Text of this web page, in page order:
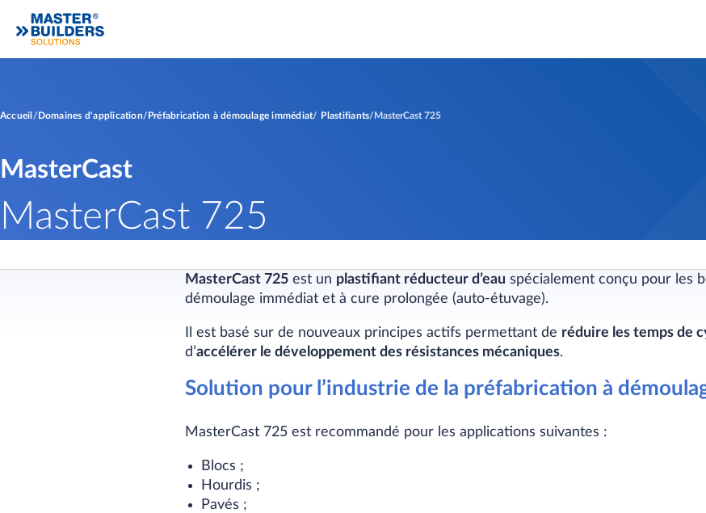
Accueil Domaines d'application Préfabrication à démoulage immédiat Plastifiants MasterCast 725
MasterCast
MasterCast 725
MasterCast 725 est un plastifiant réducteur d’eau spécialement conçu pour les
démoulage immédiat et à cure prolongée (auto-étuvage).
Il est basé sur de nouveaux principes actifs permettant de réduire les temps de
d’accélérer le développement des résistances mécaniques.
Solution pour l’industrie de la préfabrication à
MasterCast 725 est recommandé pour les applications suivantes :
Blocs ;
Hourdis ;
Pavés ;